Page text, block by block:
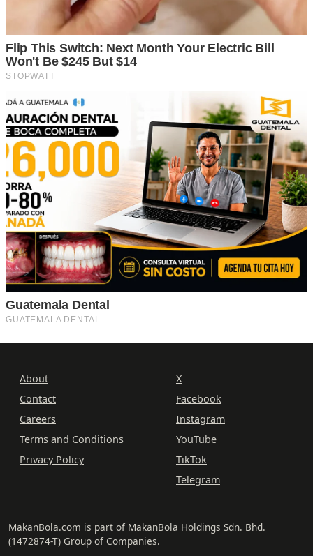
About
Contact
Careers
Terms and Conditions
Privacy Policy
X
Facebook
Instagram
YouTube
TikTok
Telegram
MakanBola.com is part of MakanBola Holdings Sdn. Bhd.
(1472874-T) Group of Companies.